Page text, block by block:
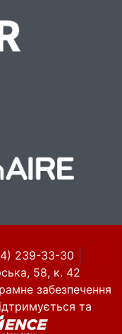
239-33-30
58, к. 42
забезпечення
та